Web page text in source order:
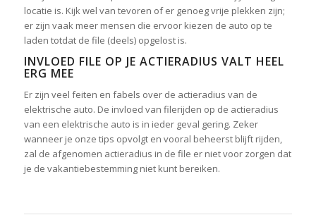
locatie is. Kijk wel van tevoren of er genoeg vrije plekken zijn;
er zijn vaak meer mensen die ervoor kiezen de auto op te
laden totdat de file (deels) opgelost is.
INVLOED FILE OP JE ACTIERADIUS VALT HEEL
ERG MEE
Er zijn veel feiten en fabels over de actieradius van de
elektrische auto. De invloed van filerijden op de actieradius
van een elektrische auto is in ieder geval gering. Zeker
wanneer je onze tips opvolgt en vooral beheerst blijft rijden,
zal de afgenomen actieradius in de file er niet voor zorgen dat
je de vakantiebestemming niet kunt bereiken.